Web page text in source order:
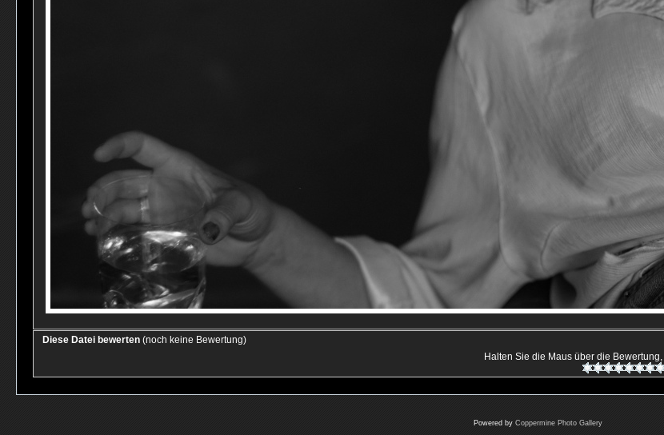
Diese Datei bewerten (noch keine Bewertung)
Halten Sie die Maus über die
Powered by Coppermine Photo Gallery